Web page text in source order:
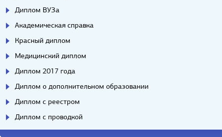
Диплом ВУЗа
Академическая справка
Красный диплом
Медицинский диплом
Диплом 2017 года
Диплом о дополнительном образовании
Диплом с реестром
Диплом с проводкой